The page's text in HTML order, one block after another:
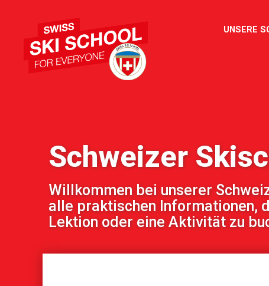
UNSERE
Schweizer
Willkommen bei unserer
alle praktischen Informationen,
Lektion oder eine Aktivität zu